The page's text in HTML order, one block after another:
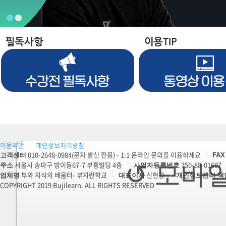
1 2
이용약관 개인정보처리방침
고객센터 010-2648-0984(문자 발신 전용) - 1:1 온라인 문의를 이용하세요 FAX
주소 서울시 송파구 방이동67-7 부흥빌딩 4층 사업자등록번호 750-88-01607
업체명 부와 지식의 배움터- 부지런학교 대표이사신현강 | 개인정보관리 책
COPYRIGHT 2019 Bujilearn. ALL RIGHTS RESERVED↺ 모바